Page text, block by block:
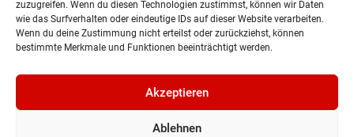
zuzugreifen. Wenn du diesen Technologien zustimmst, können wir Daten
wie das Surfverhalten oder eindeutige IDs auf dieser Website verarbeiten.
Wenn du deine Zustimmung nicht erteilst oder zurückziehst, können
bestimmte Merkmale und Funktionen beeinträchtigt werden.
Akzeptieren
Ablehnen
Auslieferung :-)
©2024, Gepflanzt Jung- und SportwagenhandelsgmbH.